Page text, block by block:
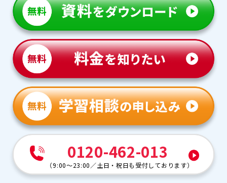
0120-462-013
（9:00～23:00 ／土日・祝日も受付しております）